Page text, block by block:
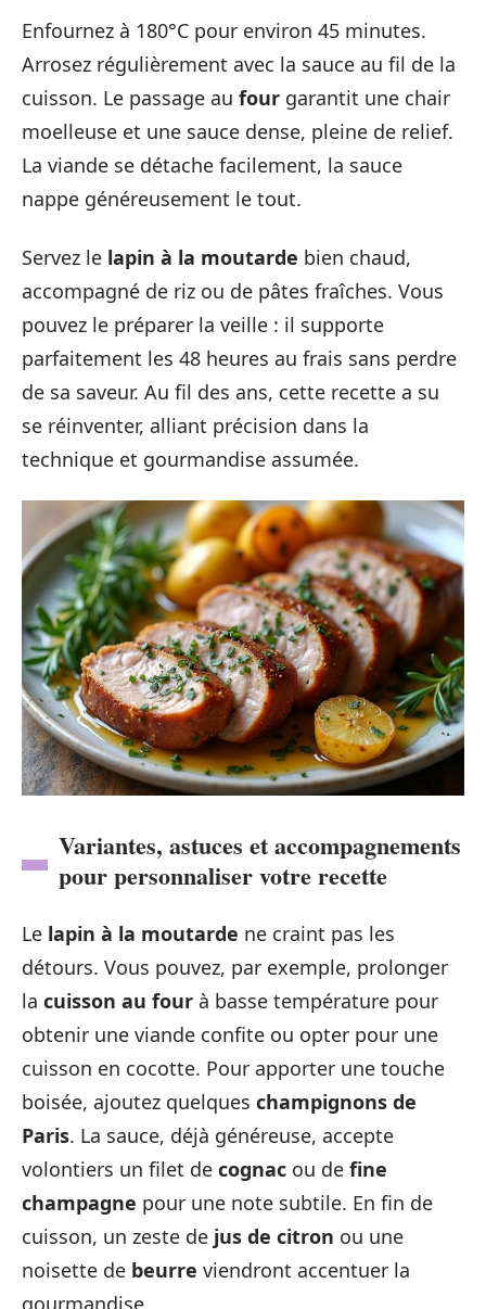
Enfournez à 180°C pour environ 45 minutes.
Arrosez régulièrement avec la sauce au fil de la
cuisson. Le passage au four garantit une chair
moelleuse et une sauce dense, pleine de relief.
La viande se détache facilement, la sauce
nappe généreusement le tout.
Servez le lapin à la moutarde bien chaud,
accompagné de riz ou de pâtes fraîches. Vous
pouvez le préparer la veille : il supporte
parfaitement les 48 heures au frais sans perdre
de sa saveur. Au fil des ans, cette recette a su
se réinventer, alliant précision dans la
technique et gourmandise assumée.
Variantes, astuces et accompagnements
pour personnaliser votre recette
Le lapin à la moutarde ne craint pas les
détours. Vous pouvez, par exemple, prolonger
la cuisson au four à basse température pour
obtenir une viande confite ou opter pour une
cuisson en cocotte. Pour apporter une touche
boisée, ajoutez quelques champignons de
Paris. La sauce, déjà généreuse, accepte
volontiers un filet de cognac ou de fine
champagne pour une note subtile. En fin de
cuisson, un zeste de jus de citron ou une
noisette de beurre viendront accentuer la
gourmandise.